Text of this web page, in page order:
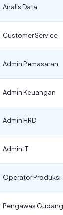
Analis Data
Customer Service
Admin Pemasaran
Admin Keuangan
Admin HRD
Admin IT
Operator Produksi
Pengawas Gudang